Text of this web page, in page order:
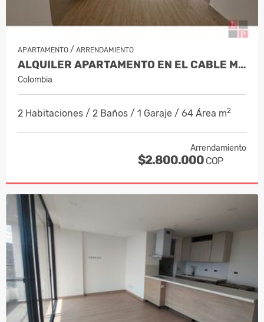
APARTAMENTO / ARRENDAMIENTO
ALQUILER APARTAMENTO EN EL CABLE MAN…
Colombia
2 Habitaciones / 2 Baños / 1 Garaje / 64 Área m2
Arrendamiento
$2.800.000 COP